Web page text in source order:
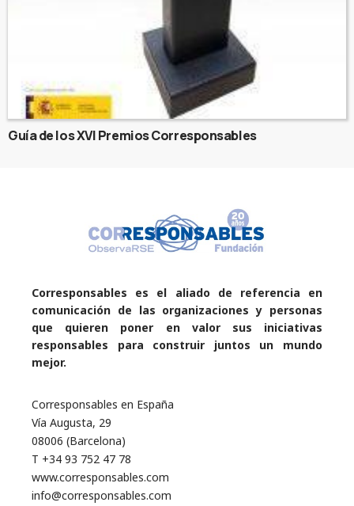
Guía de los XVI Premios Corresponsables
Corresponsables es el aliado de referencia en
comunicación de las organizaciones y personas
que quieren poner en valor sus iniciativas
responsables para construir juntos un mundo
mejor.
Corresponsables en España
Vía Augusta, 29
08006 (Barcelona)
T +34 93 752 47 78
www.corresponsables.com
info@corresponsables.com